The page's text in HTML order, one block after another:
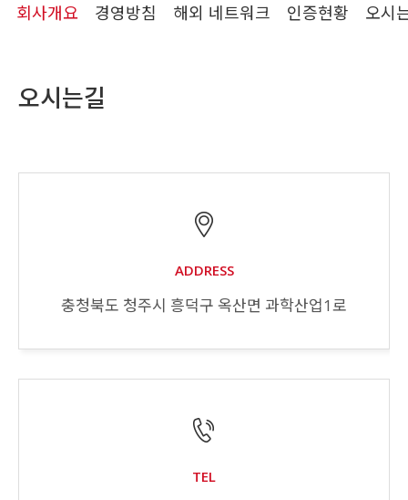
회사개요 경영방침 해외 네트워크 인증현황 오시
오시는길
ADDRESS
충청북도 청주시 흥덕구 옥산면 과학산업1로
TEL